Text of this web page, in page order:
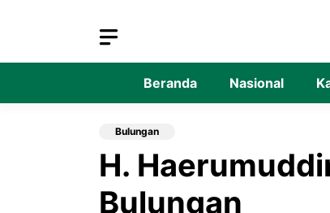
Beranda Nasional
Bulungan
H.
Bulungan